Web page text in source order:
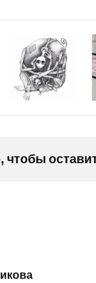
чтобы